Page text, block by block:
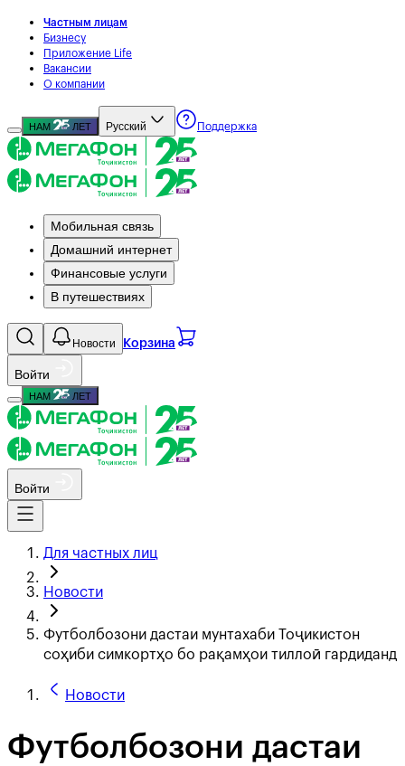
Частным лицам
Бизнесу
Приложение Life
Вакансии
О компании
НАМ ЛЕТ Русский Поддержка
Мобильная связь
Домашний интернет
Финансовые услуги
В путешествиях
Новости Корзина
Войти
НАМ ЛЕТ
Войти
Для частных лиц
Новости
Футболбозони дастаи мунтахаби Тоҷикистон
соҳиби симкортҳо бо рақамҳои тиллоӣ гардиданд
Новости
Футболбозони дастаи